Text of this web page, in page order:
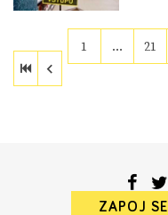
1 … 21
ZAPOJ SE